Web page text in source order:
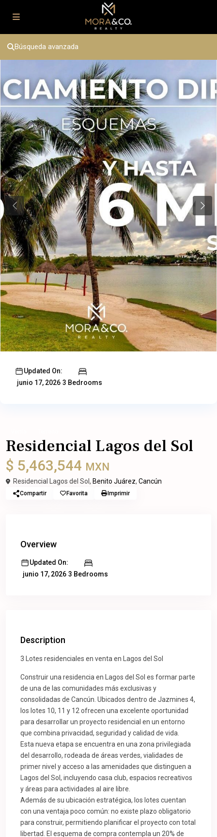
Búsqueda avanzada
Previous Next
Updated On:
junio 17, 2026 3 Bedrooms
Residencial Lagos del Sol
$ 5,463,544 MXN
Residencial Lagos del Sol, Benito Juárez, Cancún
Compartir Favorita Imprimir
Overview
Updated On:
junio 17, 2026 3 Bedrooms
Description
3 Lotes residenciales en venta en Lagos del Sol
Construir una residencia en Lagos del Sol es formar parte
de una de las comunidades más exclusivas y
consolidadas de Cancún. Ubicados dentro de Jazmines 4,
los lotes 10, 11 y 12 ofrecen una excelente oportunidad
para desarrollar un proyecto residencial en un entorno
que combina privacidad, seguridad y calidad de vida.
Esta nueva etapa se encuentra en una zona privilegiada
del desarrollo, rodeada de áreas verdes, vialidades de
primer nivel y acceso a las amenidades que distinguen a
Lagos del Sol, incluyendo casa club, espacios recreativos
y áreas para actividades al aire libre.
Además de su ubicación estratégica, los lotes cuentan
con una ventaja poco común: no existe plazo obligatorio
para construir, permitiendo planificar el proyecto con total
libertad. El esquema de compra contempla un 20% de